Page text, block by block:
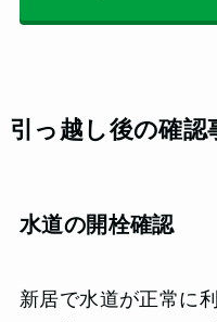
引っ越し後の確認
水道の開栓確認
新居で水道が正常に